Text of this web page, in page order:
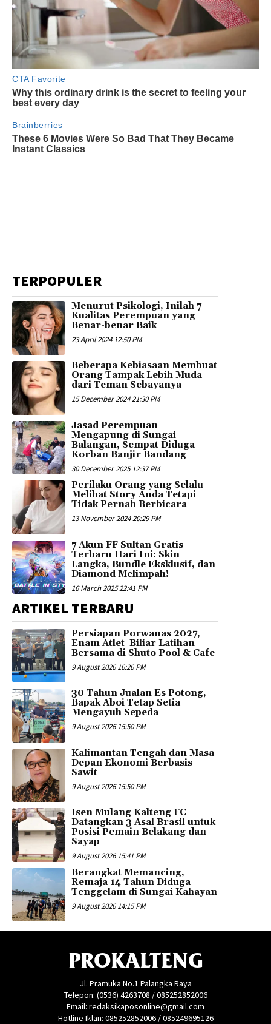
TERPOPULER
Menurut Psikologi, Inilah 7
Kualitas Perempuan yang
Benar-benar Baik
23 April 2024 12:50 PM
Beberapa Kebiasaan Membuat
Orang Tampak Lebih Muda
dari Teman Sebayanya
15 December 2024 21:30 PM
Jasad Perempuan
Mengapung di Sungai
Balangan, Sempat Diduga
Korban Banjir Bandang
30 December 2025 12:37 PM
Perilaku Orang yang Selalu
Melihat Story Anda Tetapi
Tidak Pernah Berbicara
13 November 2024 20:29 PM
7 Akun FF Sultan Gratis
Terbaru Hari Ini: Skin
Langka, Bundle Eksklusif, dan
Diamond Melimpah!
16 March 2025 22:41 PM
ARTIKEL TERBARU
Persiapan Porwanas 2027,
Enam Atlet Biliar Latihan
Bersama di Shuto Pool & Cafe
9 August 2026 16:26 PM
30 Tahun Jualan Es Potong,
Bapak Aboi Tetap Setia
Mengayuh Sepeda
9 August 2026 15:50 PM
Kalimantan Tengah dan Masa
Depan Ekonomi Berbasis
Sawit
9 August 2026 15:50 PM
Isen Mulang Kalteng FC
Datangkan 3 Asal Brasil untuk
Posisi Pemain Belakang dan
Sayap
9 August 2026 15:41 PM
Berangkat Memancing,
Remaja 14 Tahun Diduga
Tenggelam di Sungai Kahayan
9 August 2026 14:15 PM
PROKALTENG
Jl. Pramuka No.1 Palangka Raya
Telepon: (0536) 4263708 / 085252852006
Email: redaksikaposonline@gmail.com
Hotline Iklan: 085252852006 / 085249695126